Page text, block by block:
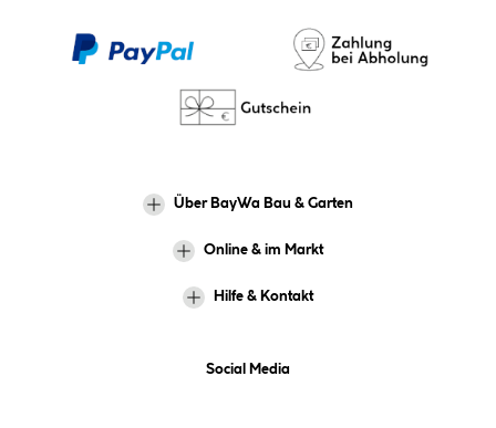
Über BayWa Bau & Garten
Online & im Markt
Hilfe & Kontakt
Social Media